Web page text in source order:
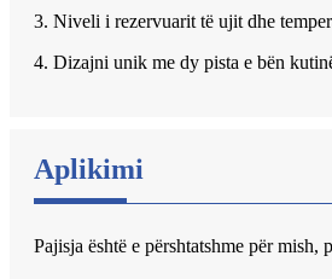
3. Niveli i rezervuarit të ujit dhe
4. Dizajni unik me dy pista e bën
Aplikimi
Pajisja është e përshtatshme për